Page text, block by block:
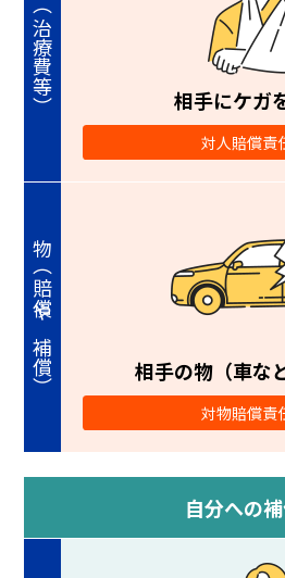
相手にケガ
対人賠償責
相手の物（車な
対物賠償責
自分への